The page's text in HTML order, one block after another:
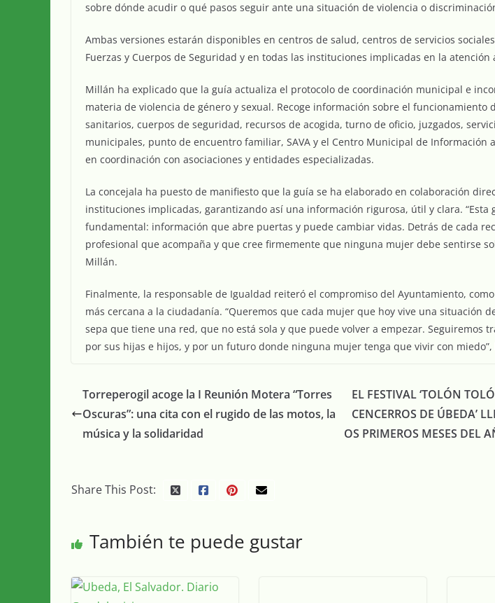
sobre dónde acudir o qué pasos seguir ante una situación de violencia o
Ambas versiones estarán disponibles en centros de salud, centros de servicios
Fuerzas y Cuerpos de Seguridad y en todas las instituciones implicadas en la atención
Millán ha explicado que la guía actualiza el protocolo de coordinación municipal e
materia de violencia de género y sexual. Recoge información sobre el funcionamiento
sanitarios, cuerpos de seguridad, recursos de acogida, turno de oficio, juzgados,
municipales, punto de encuentro familiar, SAVA y el Centro Municipal de Información
en coordinación con asociaciones y entidades especializadas.
La concejala ha puesto de manifiesto que la guía se ha elaborado en colaboración
instituciones implicadas, garantizando así una información rigurosa, útil y clara. “Esta
fundamental: información que abre puertas y puede cambiar vidas. Detrás de cada
profesional que acompaña y que cree firmemente que ninguna mujer debe sentirse
Millán.
Finalmente, la responsable de Igualdad reiteró el compromiso del Ayuntamiento,
más cercana a la ciudadanía. “Queremos que cada mujer que hoy vive una situación
sepa que tiene una red, que no está sola y que puede volver a empezar. Seguiremos
por sus hijas e hijos, y por un futuro donde ninguna mujer tenga que vivir con miedo”,
Torreperogil acoge la I Reunión Motera “Torres
Oscuras”: una cita con el rugido de las motos, la
música y la solidaridad
EL FESTIVAL ‘TOLÓN
CENCERROS DE ÚBEDA’
OS PRIMEROS MESES DEL
Share This Post:
También te puede gustar